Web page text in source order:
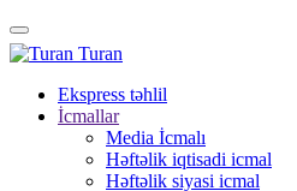
Turan
Ekspress təhlil
İcmallar
Media İcmalı
Həftəlik iqtisadi icmal
Həftəlik siyasi icmal